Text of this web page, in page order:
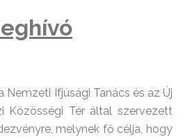
Ifjúsági Tanács és az Új
Közösségi Tér által szervezett
melynek fő célja, hogy